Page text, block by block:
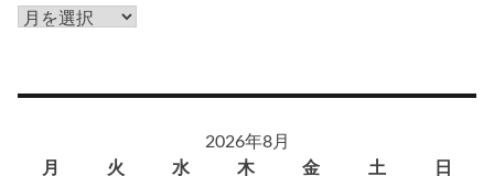
コ
ウ
2026年8月
月
火 水 木 金 土
日